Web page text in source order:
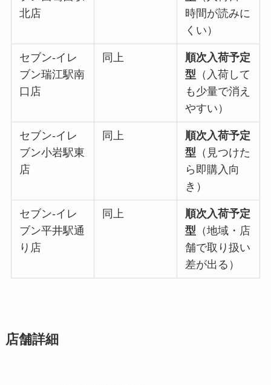
北店
時間が読みに
くい）
セブン-イレ
ブン瑞江駅南
口店
同上
順次入荷予定
型 （入荷して
も少量で消え
やすい）
セブン-イレ
ブン小岩駅東
店
同上
順次入荷予定
型 （見つけた
ら即購入向
き）
セブン-イレ
ブン平井駅通
り店
同上
順次入荷予定
型 （地域・店
舗で取り扱い
差が出る）
店舗詳細